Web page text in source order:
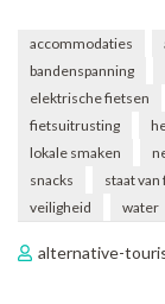
accommodaties
bandenspanning
elektrische fietsen
fietsuitrusting
lokale smaken
snacks
staat van
veiligheid
water
alternative-